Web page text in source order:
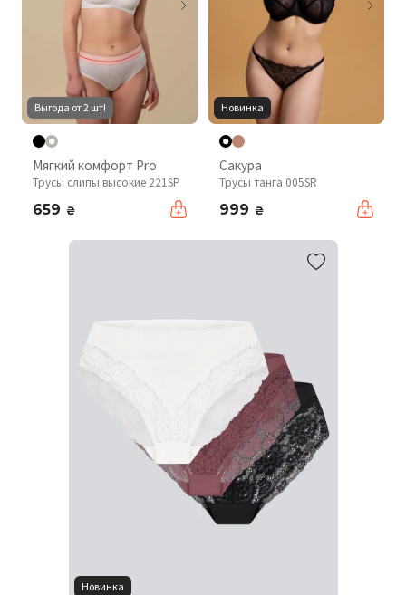
Выгода от 2 шт!
Мягкий комфорт Pro
Трусы слипы высокие 221SP
659 ₴
Новинка
Сакура
Трусы танга 005SR
999 ₴
Новинка